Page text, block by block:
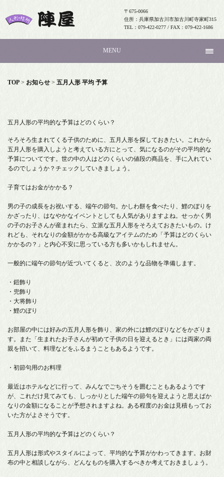
〒675-0066
住所：兵庫県加古川市加古川町寺家町315
TEL：079-422-0277 / FAX：079-422-1686
MENU
TOP > お知らせ > 五月人形 平均 予算
五月人形の平均的な予算はどのくらい？
そろそろ生まれてくる子供のために、五月人形を探しておきたい。これから
五月人形を購入しようと考えている方にとって、気になるのがその平均的な
予算についてです。世の中の人はどのくらいの値段の商品を、手に入れてい
るのでしょうか？チェックしていきましょう。
子育てはお金がかかる？
男の子の成長をお祝いする、端午の節句。かしわ餅を食べたり、鯉のぼりを
かざったり、はなやかなイベントとしても人気がありますよね。せっかく男
の子のお子さんが産まれたら、立派な五月人形をそろえておきたいもの。け
れども、それなりの金額がかかる高級なアイテムのため「予算はどのくらい
かかるの？」と内心不安に思っている方も多いかもしれません。
一般的に端午の節句が近づいてくると、次のような品物を準備します。
・鎧飾り
・兜飾り
・大将飾り
・鯉のぼり
お部屋の中には好みの五月人形を飾り、家の外には鯉のぼりなどをかざりま
す。また「生まれたお子さんが初めて子供の日を迎えるとき」には両家の両
親を招いて、料理などをふるまうこともあるようです。
・初節句用のお料理
最近はホテルなどに行って、みんなでごちそうを囲むこともあるようです
が、これだけ見てみても、しっかりとした端午の節句を迎えようと思えばか
なりの金額になることが予想されますよね。ある程度のお金は見積もってお
いた方がよさそうです。
五月人形の平均的な予算はどのくらい？
五月人形は形式やスタイルによって、平均的な予算がかわってきます。お財
布の中と相談しながら、どんなものを購入するべきか考えておきましょう。